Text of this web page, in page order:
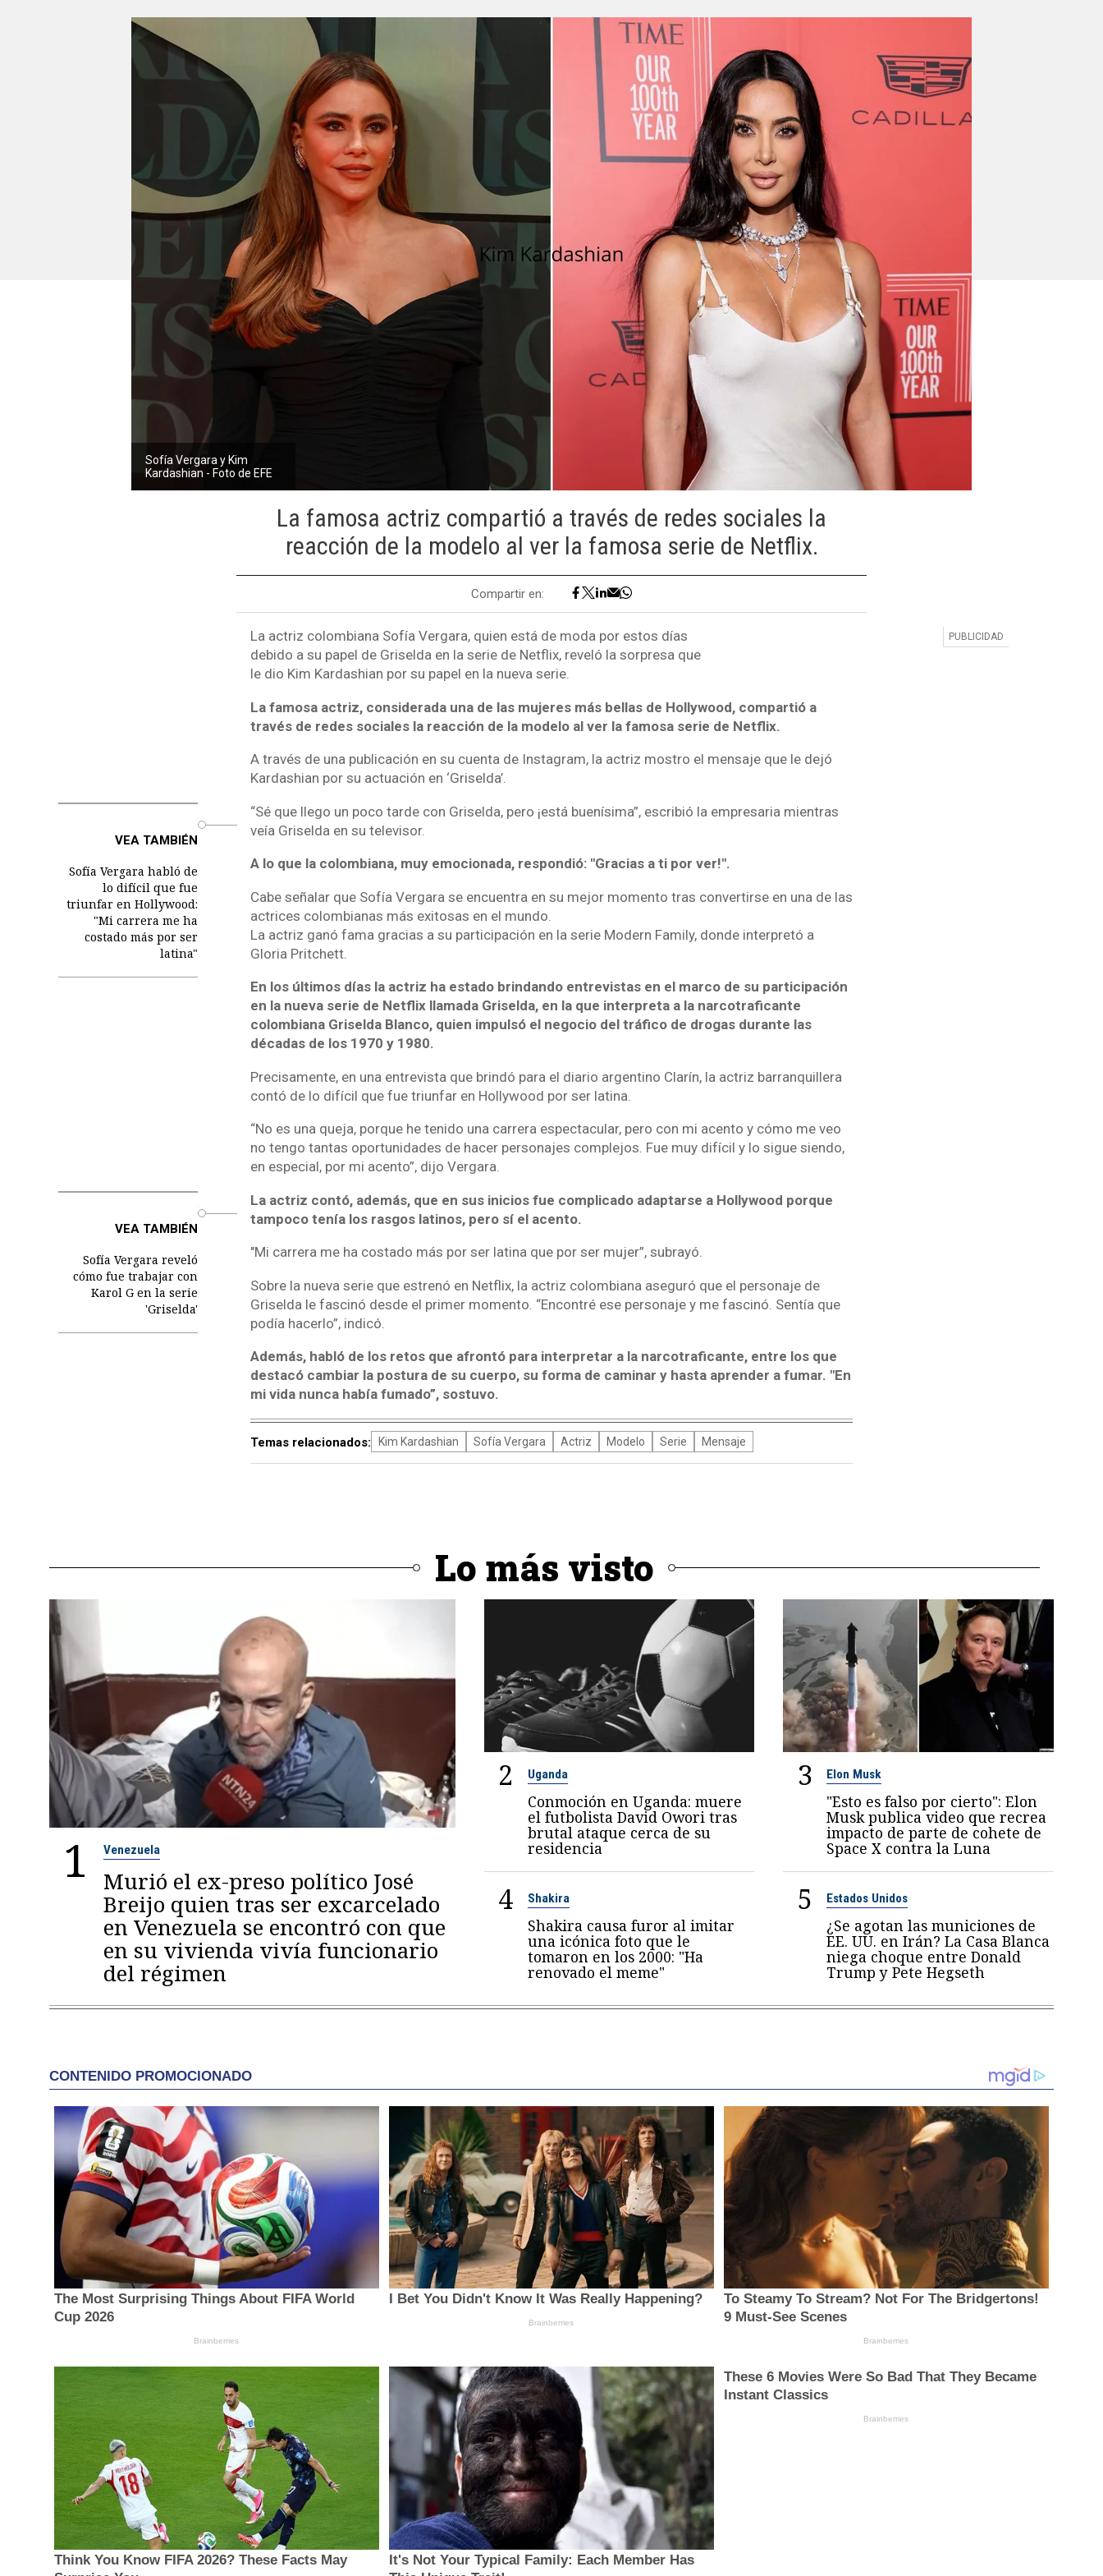
Sofía Vergara y Kim
Kardashian - Foto de EFE
La famosa actriz compartió a través de redes sociales la
reacción de la modelo al ver la famosa serie de Netflix.
Compartir en:
La actriz colombiana Sofía Vergara, quien está de moda por estos días
debido a su papel de Griselda en la serie de Netflix, reveló la sorpresa que
le dio Kim Kardashian por su papel en la nueva serie.
La famosa actriz, considerada una de las mujeres más bellas de Hollywood, compartió a
través de redes sociales la reacción de la modelo al ver la famosa serie de Netflix.
A través de una publicación en su cuenta de Instagram, la actriz mostro el mensaje que le dejó
Kardashian por su actuación en ‘Griselda’.
VEA TAMBIÉN
Sofía Vergara habló de
lo difícil que fue
triunfar en Hollywood:
"Mi carrera me ha
costado más por ser
latina"
“Sé que llego un poco tarde con Griselda, pero ¡está buenísima”, escribió la empresaria mientras
veía Griselda en su televisor.
A lo que la colombiana, muy emocionada, respondió: "Gracias a ti por ver!".
Cabe señalar que Sofía Vergara se encuentra en su mejor momento tras convertirse en una de las
actrices colombianas más exitosas en el mundo.
La actriz ganó fama gracias a su participación en la serie Modern Family, donde interpretó a
Gloria Pritchett.
En los últimos días la actriz ha estado brindando entrevistas en el marco de su participación
en la nueva serie de Netflix llamada Griselda, en la que interpreta a la narcotraficante
colombiana Griselda Blanco, quien impulsó el negocio del tráfico de drogas durante las
décadas de los 1970 y 1980.
Precisamente, en una entrevista que brindó para el diario argentino Clarín, la actriz barranquillera
contó de lo difícil que fue triunfar en Hollywood por ser latina.
“No es una queja, porque he tenido una carrera espectacular, pero con mi acento y cómo me veo
no tengo tantas oportunidades de hacer personajes complejos. Fue muy difícil y lo sigue siendo,
en especial, por mi acento”, dijo Vergara.
VEA TAMBIÉN
Sofía Vergara reveló
cómo fue trabajar con
Karol G en la serie
'Griselda'
La actriz contó, además, que en sus inicios fue complicado adaptarse a Hollywood porque
tampoco tenía los rasgos latinos, pero sí el acento.
"Mi carrera me ha costado más por ser latina que por ser mujer”, subrayó.
Sobre la nueva serie que estrenó en Netflix, la actriz colombiana aseguró que el personaje de
Griselda le fascinó desde el primer momento. “Encontré ese personaje y me fascinó. Sentía que
podía hacerlo”, indicó.
Además, habló de los retos que afrontó para interpretar a la narcotraficante, entre los que
destacó cambiar la postura de su cuerpo, su forma de caminar y hasta aprender a fumar. "En
mi vida nunca había fumado”, sostuvo.
Temas relacionados: Kim Kardashian Sofía Vergara Actriz Modelo Serie Mensaje
Lo más visto
1 Venezuela
Murió el ex-preso político José
Breijo quien tras ser excarcelado
en Venezuela se encontró con que
en su vivienda vivía funcionario
del régimen
2 Uganda
Conmoción en Uganda: muere
el futbolista David Owori tras
brutal ataque cerca de su
residencia
3 Elon Musk
"Esto es falso por cierto": Elon
Musk publica video que recrea
impacto de parte de cohete de
Space X contra la Luna
4 Shakira
Shakira causa furor al imitar
una icónica foto que le
tomaron en los 2000: "Ha
renovado el meme"
5 Estados Unidos
¿Se agotan las municiones de
EE. UU. en Irán? La Casa Blanca
niega choque entre Donald
Trump y Pete Hegseth